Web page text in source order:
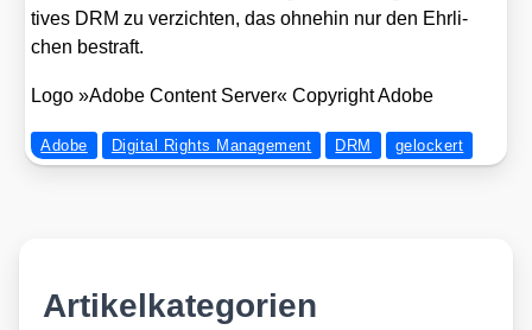
ti­ves DRM zu ver­zich­ten, das ohne­hin nur den Ehr­li­
chen bestraft.
Logo »Ado­be Con­tent Ser­ver« Copy­right Ado­be
Adobe Digital Rights Management DRM gelockert
Artikelkategorien